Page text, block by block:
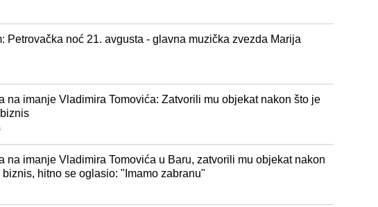
Petrovačka noć 21. avgusta - glavna muzička zvezda Marija
na imanje Vladimira Tomovića: Zatvorili mu objekat nakon što je
na imanje Vladimira Tomovića u Baru, zatvorili mu objekat nakon
hitno se oglasio: "Imamo zabranu"